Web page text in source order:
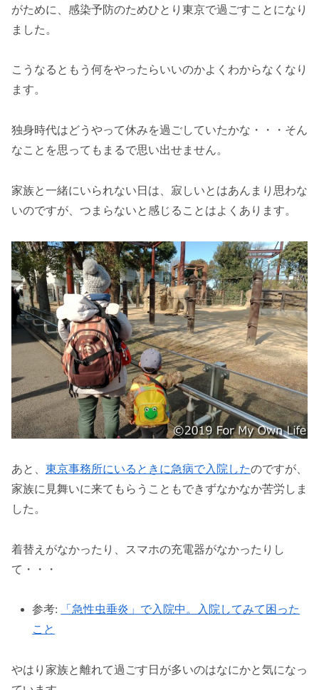
がために、感染予防のためひとり東京で過ごすことになり
ました。
こうなるともう何をやったらいいのかよくわからなくなり
ます。
独身時代はどうやって休みを過ごしていたかな・・・そん
なことを思ってもまるで思い出せません。
家族と一緒にいられない日は、寂しいとはあんまり思わな
いのですが、つまらないと感じることはよくあります。
あと、 東京事務所にいるときに急病で入院したのですが、
家族に見舞いに来てもらうこともできずなかなか苦労しま
した。
着替えがなかったり、スマホの充電器がなかったりし
て・・・
参考:
「急性虫垂炎」で入院中。入院してみて困った
こと
やはり家族と離れて過ごす日が多いのはなにかと気になっ